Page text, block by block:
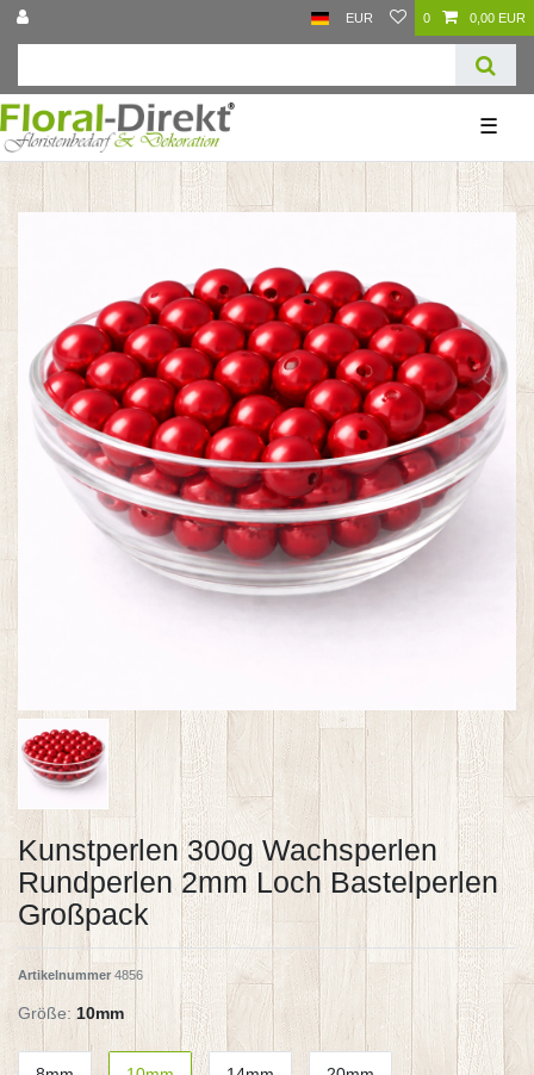
EUR 0 0,00 EUR
☰
Kunstperlen 300g Wachsperlen
Rundperlen 2mm Loch Bastelperlen
Großpack
Artikelnummer 4856
Größe: 10mm